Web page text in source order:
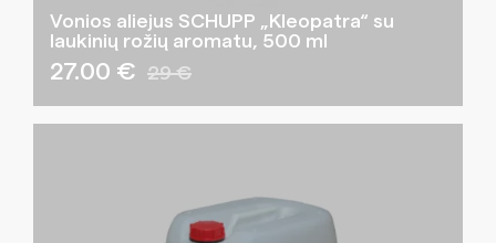
Vonios aliejus SCHUPP „Kleopatra“ su
laukinių rožių aromatu, 500 ml
27.00 € 29 €